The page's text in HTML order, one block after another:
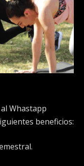
Whastapp
beneficios: